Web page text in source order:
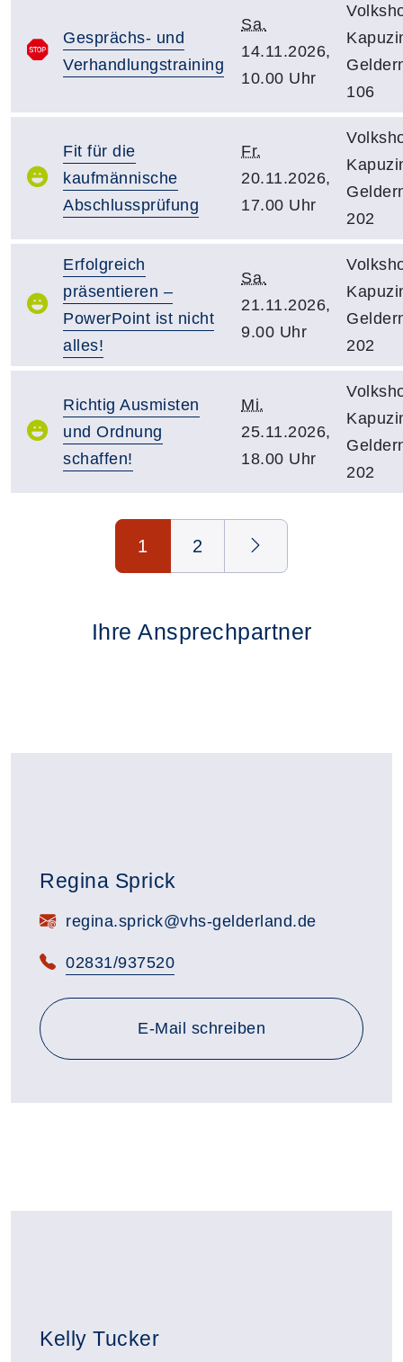
Gesprächs- und
Verhandlungstraining
Sa.
14.11.2026,
10.00 Uhr
106
Fit für die
kaufmännische
Abschlussprüfung
Fr.
20.11.2026,
17.00 Uhr
202
Erfolgreich
präsentieren –
PowerPoint ist nicht
alles!
Sa.
21.11.2026,
9.00 Uhr
202
Richtig Ausmisten
und Ordnung
schaffen!
Mi.
25.11.2026,
18.00 Uhr
202
1 2
Ihre Ansprechpartner
Regina Sprick
E-Mail:regina.sprick@vhs-gelderland.de
Telefon:
02831/937520
E-Mail schreiben
Kelly Tucker